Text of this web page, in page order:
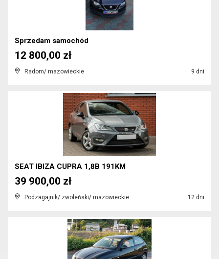
Sprzedam samochód
Radom/ mazowieckie 9 dni
12 800,00 zł
SEAT IBIZA CUPRA 1,8B 191KM
Podzagajnik/ zwoleński/ mazowieckie 12 dni
39 900,00 zł